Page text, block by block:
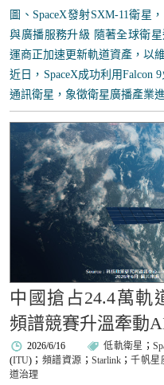
圖、SpaceX發射SXM-11衛星
與廣播服務升級 隨著全球衛
運商正加速更新軌道資產，以
近日，SpaceX成功利用Falcon
通訊衛星，象徵衛星廣播產業
中國搶占24.4萬軌
頻譜競賽升溫牽動
2026/6/16 低軌衛星 ；
(ITU)； 頻譜資源 ； Starlink； 千帆星
道治理